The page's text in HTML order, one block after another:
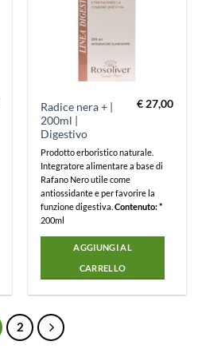
Radice nera + |
200ml |
Digestivo
€27,00
Prodotto erboristico naturale.
Integratore alimentare a base di
Rafano Nero utile come
antiossidante e per favorire la
funzione digestiva. Contenuto: *
200ml
AGGIUNGI AL
CARRELLO
2